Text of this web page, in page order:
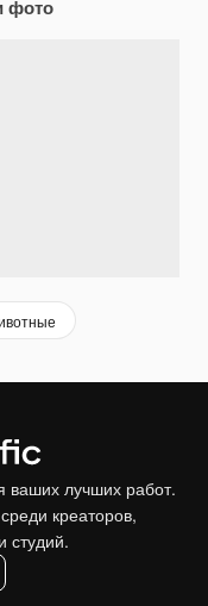
фото
ваших лучших работ.
креаторов,
студий.